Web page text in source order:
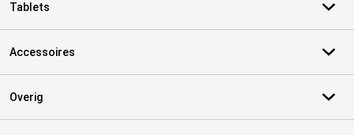
Tablets
Accessoires
Overig